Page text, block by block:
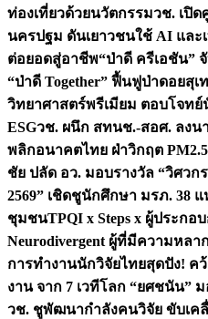
ท่องเที่ยวด้วยนวัตกรรมวช. เปิ
นครปฐม ดันเยาวชนใช้ AI และ
ต่อยอดสู่อาชีพ“ป่าดี ครีเอชัน”
“ป่าดี Together” ฟื้นฟูป่าดอยสุ
วิทยาศาสตร์พรีเมียม ตอบโจท
ESGวช. ผนึก สทนช.-สอศ. ลงน
พลิกอนาคตไทย ฝ่าวิกฤต
ชัย ปลัด อว. มอบรางวัล “วิศว
2569” เชิดชูนักศึกษา มรภ. 38
ชุมชนTPQI x Steps x ผู้ประก
Neurodivergent ผู้ที่มีความหล
การทำงานนักวิจัยไทยสุดปัง! ค
งาน จาก 7 เวทีโลก “ยศชนัน”
วช. ชูพัฒนากำลังคนวิจัย ขับเค